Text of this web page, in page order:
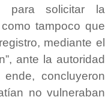
para solicitar la
tampoco que
mediante el
ante la autoridad
concluyeron
no vulneraban